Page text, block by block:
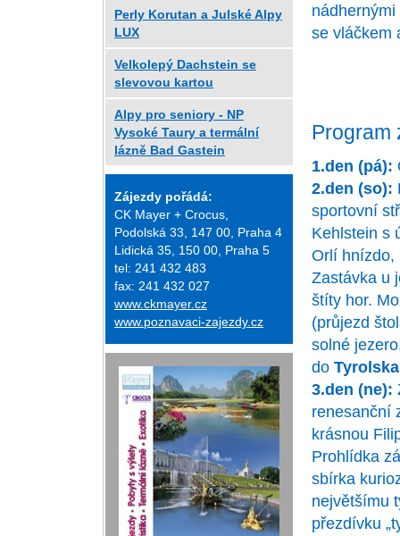
se vláčkem
Program
1.den (pá):
2.den (so):
sportovní
Kehlstein s
Orlí hnízdo,
Zastávka u
štíty hor.
(průjezd
solné
do Tyrolska
3.den (ne):
renesanční
krásnou
Prohlídka
sbírka
největšímu
přezdívku
Perly Korutan a Julské Alpy
LUX
Velkolepý Dachstein se
slevovou kartou
Alpy pro seniory - NP
Vysoké Taury a termální
lázně Bad Gastein
Zájezdy pořádá:
CK Mayer + Crocus,
Podolská 33, 147 00, Praha 4
Lidická 35, 150 00, Praha 5
tel: 241 432 483
fax: 241 432 027
www.ckmayer.cz
www.poznavaci-zajezdy.cz